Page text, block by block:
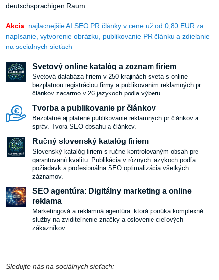
deutschsprachigen Raum.
Akcia: najlacnejšie AI SEO PR články v cene už od 0,80 EUR za
napísanie, vytvorenie obrázku, publikovanie PR článku a zdielanie
na socialnych sieťach
Svetový online katalóg a zoznam firiem
Svetová databáza firiem v 250 krajinách sveta s online
bezplatnou registráciou firmy a publikovaním reklamných pr
článkov zadarmo v 26 jazykoch podla výberu.
Tvorba a publikovanie pr článkov
Bezplatné aj platené publikovanie reklamných pr článkov a
správ. Tvora SEO obsahu a článkov.
Ručný slovenský katalóg firiem
Slovenský katalóg firiem s ručne kontrolovaným obsah pre
garantovanú kvalitu. Publikácia v rôznych jazykoch podľa
požiadavk a profesionálna SEO optimalizácia všetkých
záznamov.
SEO agentúra: Digitálny marketing a online
reklama
Marketingová a reklamná agentúra, ktorá ponúka komplexné
služby na zviditeľnenie značky a oslovenie cieľových
zákazníkov
Sledujte nás na sociálnych sieťach: